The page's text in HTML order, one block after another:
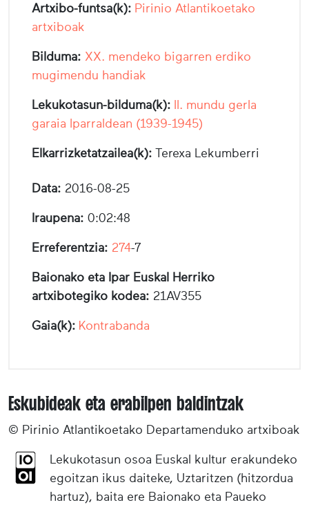
Artxibo-funtsa(k): Pirinio Atlantikoetako
artxiboak
Bilduma: XX. mendeko bigarren erdiko
mugimendu handiak
Lekukotasun-bilduma(k): II. mundu gerla
garaia Iparraldean (1939-1945)
Elkarrizketatzailea(k): Terexa Lekumberri
Data: 2016-08-25
Iraupena: 0:02:48
Erreferentzia: 274-7
Baionako eta Ipar Euskal Herriko
artxibotegiko kodea: 21AV355
Gaia(k): Kontrabanda
Eskubideak eta erabilpen baldintzak
© Pirinio Atlantikoetako Departamenduko artxiboak
Lekukotasun osoa Euskal kultur erakundeko
egoitzan ikus daiteke, Uztaritzen (hitzordua
hartuz), baita ere Baionako eta Paueko